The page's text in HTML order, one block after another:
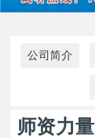
公司简介
师资力量